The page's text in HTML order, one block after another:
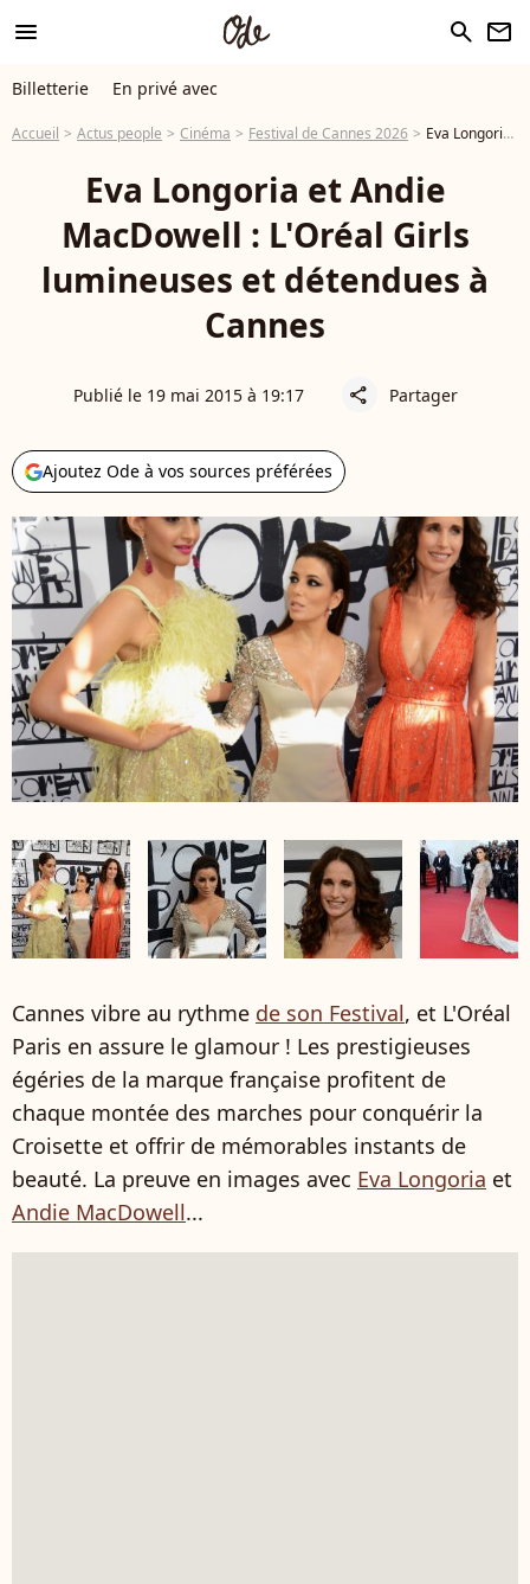
menu search newsletter
Billetterie En privé avec
Accueil Actus people Cinéma Festival de Cannes 2026 Eva Longoria et Andie MacDowell : L'Oréal Girls lumineuses et détendues à Cannes
Eva Longoria et Andie
MacDowell : L'Oréal Girls
lumineuses et détendues à
Cannes
Publié le 19 mai 2015 à 19:17 share Partager
Ajoutez Ode à vos sources préférées
Cannes vibre au rythme de son Festival, et L'Oréal
Paris en assure le glamour ! Les prestigieuses
égéries de la marque française profitent de
chaque montée des marches pour conquérir la
Croisette et offrir de mémorables instants de
beauté. La preuve en images avec Eva Longoria et
Andie MacDowell...